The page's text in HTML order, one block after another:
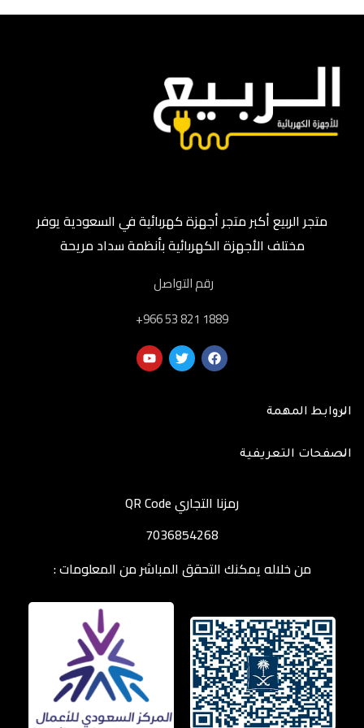
متجر الربيع أكبر متجر أجهزة كهربائية في السعودية يوفر
مختلف الأجهزة الكهربائية بأنظمة سداد مريحة
رقم التواصل
‎+966 53 821 1889
الروابط المهمة
الصفحات التعريفية
رمزنا التجاري QR Code
7036854268
من خلاله يمكنك التحقق المباشر من المعلومات :